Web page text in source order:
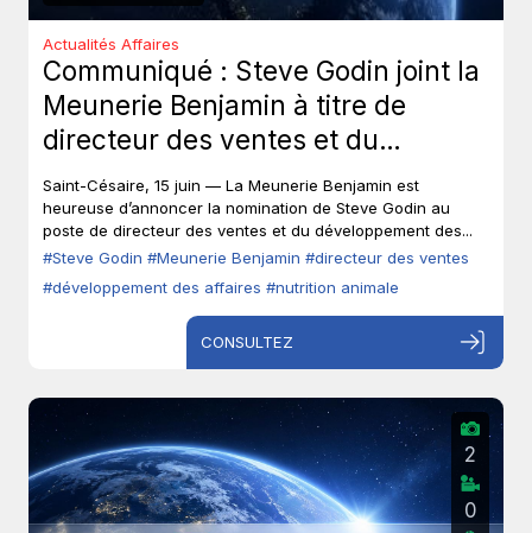
Actualités Affaires
Communiqué : Steve Godin joint la
Meunerie Benjamin à titre de
directeur des ventes et du
développement des affaires.
Saint-Césaire, 15 juin — La Meunerie Benjamin est
heureuse d’annoncer la nomination de Steve Godin au
poste de directeur des ventes et du développement des...
#Steve Godin #Meunerie Benjamin #directeur des ventes
#développement des affaires #nutrition animale
CONSULTEZ
2
0